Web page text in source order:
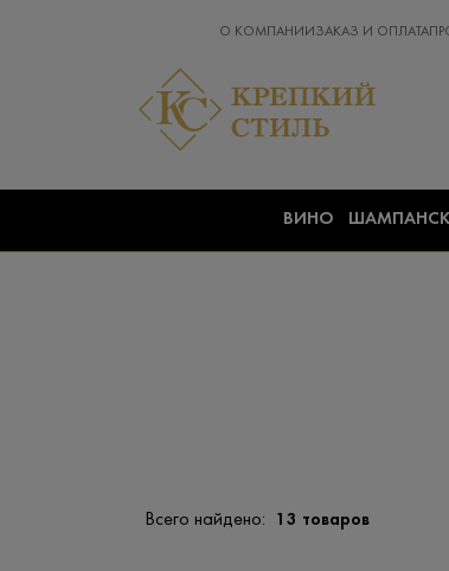
О КОМПАНИИ ЗАКАЗ И ОПЛАТА
ВИНО
Всего найдено: 13 товаров